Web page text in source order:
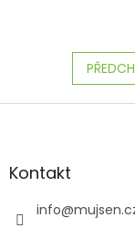
Z
aKontakt
info@